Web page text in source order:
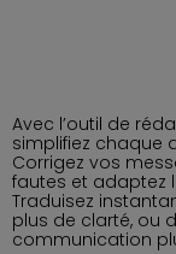
Avec l’outil de
simplifiez chaque
Corrigez vos
fautes et adaptez
Traduisez
plus de clarté, ou
communication